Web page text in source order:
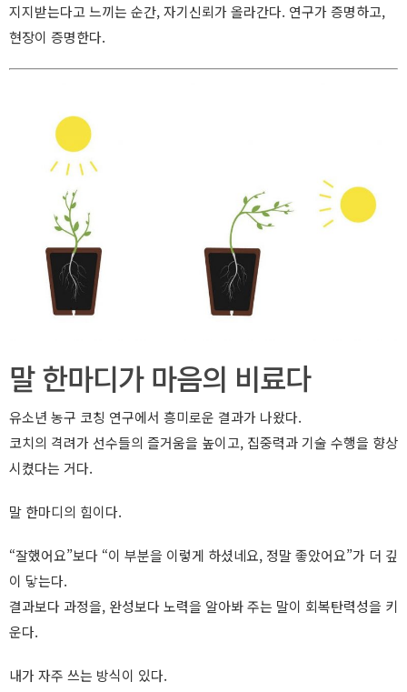
지지받는다고 느끼는 순간, 자기신뢰가 올라간다. 연구가 증명하고,
현장이 증명한다.
말 한마디가 마음의 비료다
유소년 농구 코칭 연구에서 흥미로운 결과가 나왔다.
코치의 격려가 선수들의 즐거움을 높이고, 집중력과 기술 수행을 향상
시켰다는 거다.
말 한마디의 힘이다.
“잘했어요”보다 “이 부분을 이렇게 하셨네요, 정말 좋았어요”가 더 깊
이 닿는다.
결과보다 과정을, 완성보다 노력을 알아봐 주는 말이 회복탄력성을 키
운다.
내가 자주 쓰는 방식이 있다.